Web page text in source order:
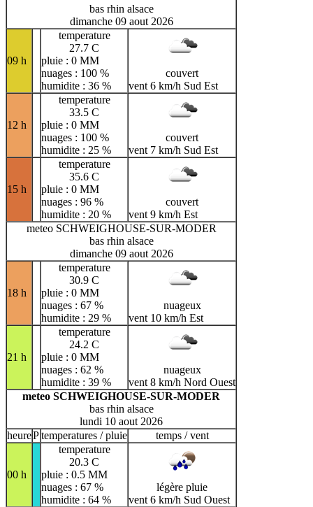
bas rhin alsace
dimanche 09 aout 2026
09 h
temperature
27.7 C
pluie : 0 MM
nuages : 100 %
humidite : 36 %
couvert
vent 6 km/h Sud Est
12 h
temperature
33.5 C
pluie : 0 MM
nuages : 100 %
humidite : 25 %
couvert
vent 7 km/h Sud Est
15 h
temperature
35.6 C
pluie : 0 MM
nuages : 96 %
humidite : 20 %
couvert
vent 9 km/h Est
meteo SCHWEIGHOUSE-SUR-MODER
bas rhin alsace
dimanche 09 aout 2026
18 h
temperature
30.9 C
pluie : 0 MM
nuages : 67 %
humidite : 29 %
nuageux
vent 10 km/h Est
21 h
temperature
24.2 C
pluie : 0 MM
nuages : 62 %
humidite : 39 %
nuageux
vent 8 km/h Nord Ouest
meteo SCHWEIGHOUSE-SUR-MODER
bas rhin alsace
lundi 10 aout 2026
heurePtemperatures / pluie temps / vent
00 h
temperature
20.3 C
pluie : 0.5 MM
nuages : 67 %
humidite : 64 %
légère pluie
vent 6 km/h Sud Ouest